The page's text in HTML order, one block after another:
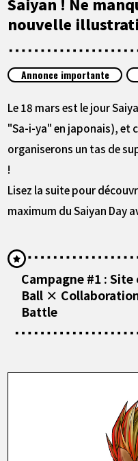
VIDÉOS
ARTICLES
À PROPOS
LANGUAGE
JP
EN FR
nouvelle
Annonce importante
Le 18 mars est le jour
"Sa-i-ya" en japonais), et
organiserons un tas de
!
Lisez la suite pour
maximum du Saiyan Day
Campagne #1 :
Ball ×
Battle